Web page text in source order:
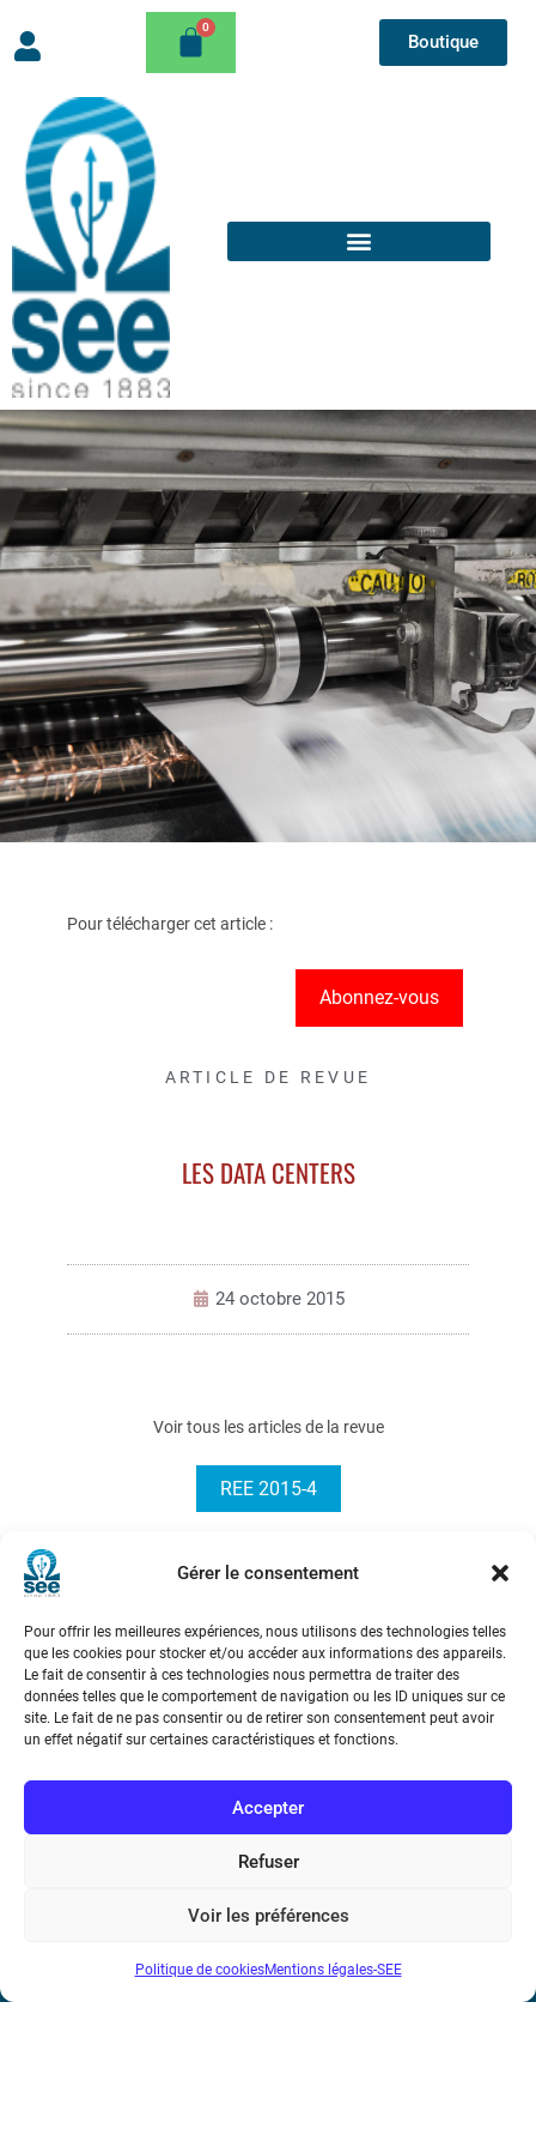
Gérer le consentement
Pour offrir les meilleures expériences, nous utilisons des technologies telles
que les cookies pour stocker et/ou accéder aux informations des appareils.
Le fait de consentir à ces technologies nous permettra de traiter des
données telles que le comportement de navigation ou les ID uniques sur ce
site. Le fait de ne pas consentir ou de retirer son consentement peut avoir
un effet négatif sur certaines caractéristiques et fonctions.
Accepter
Refuser
Voir les préférences
Politique de cookiesMentions légales-SEE
Boutique
Pour télécharger cet article :
Abonnez-vous
ARTICLE DE REVUE
LES DATA CENTERS
24 octobre 2015
Voir tous les articles de la revue
REE 2015-4
Société de l’Electricité, de l’Electronique et des Technologies
de l’Information et de la Communication
17 rue de l’Amiral Hamelin75116 Paris
Métro : « Boissière » Ligne 6 et « Iéna » Ligne 9
communautaire : FR44 785 393 232